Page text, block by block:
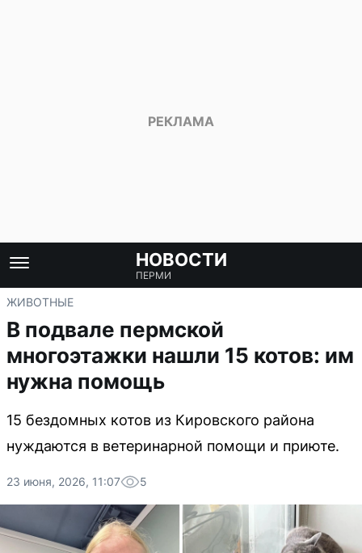
НОВОСТИ
ПЕРМИ
ЖИВОТНЫЕ
В подвале пермской
многоэтажки нашли 15 котов: им
нужна помощь
15 бездомных котов из Кировского района
нуждаются в ветеринарной помощи и приюте.
23 июня, 2026, 11:07 5